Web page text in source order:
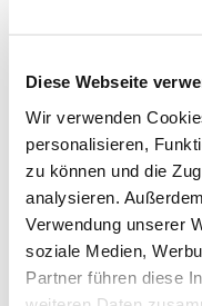
Diese Webseite
Wir verwenden
personalisieren,
zu können und die
analysieren.
Verwendung unserer
soziale Medien,
Partner führen diese
Dieses
ersten
13.
Während